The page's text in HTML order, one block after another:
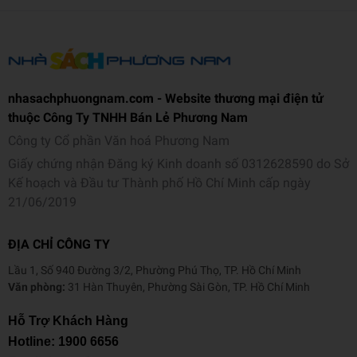
đến ứng dụng.
- Học qua trải nghiệm, thực hành và tình huống gần gũi thay vì
nặng lý thuyết.
- Kết hợp kiến thức AI với kỹ năng số, tư duy logic và an toàn số.
- Thiết kế trực quan, ngôn ngữ dễ hiểu, phù hợp môi trường học
- Tài liệu tham khảo giá trị cho phụ huynh, giáo viên, trường học và
CUỐN SÁCH PHÙ HỢP VỚI ĐỐI TƯỢNG ĐỘC GIẢ
- Học sinh từ lớp 1 đến lớp 6.
- Phụ huynh mong muốn con tiếp cận công nghệ sớm theo hướng
nhasachphuongnam.com - Website thương mại điện tử
thuộc Công Ty TNHH Bán Lẻ Phương Nam
Công ty Cổ phần Văn hoá Phương Nam
Giấy chứng nhận Đăng ký Kinh doanh số 0312628590 do Sở
Kế hoạch và Đầu tư Thành phố Hồ Chí Minh cấp ngày
21/06/2019
ĐỊA CHỈ CÔNG TY
Lầu 1, Số 940 Đường 3/2, Phường Phú Thọ, TP. Hồ Chí Minh
Văn phòng: 31 Hàn Thuyên, Phường Sài Gòn, TP. Hồ Chí Minh
Hỗ Trợ Khách Hàng
Hotline: 1900 6656